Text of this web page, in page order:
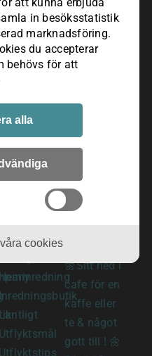
in besöks­statistik
marknads­föring.
du accepterar
behövs för att
alla
cookies